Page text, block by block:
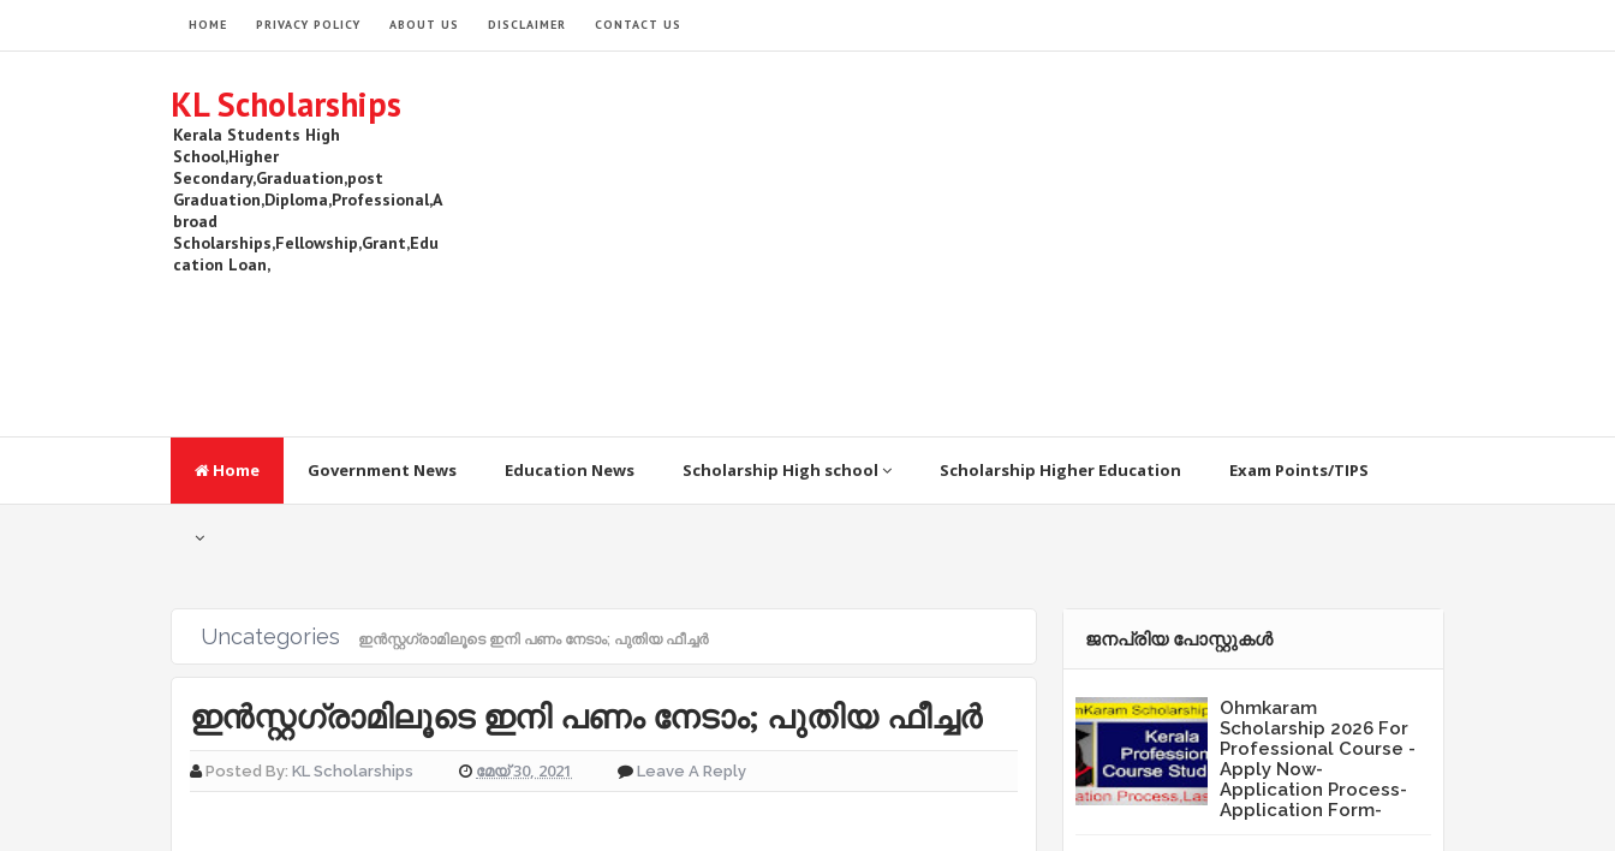
HOME PRIVACY POLICY ABOUT US DISCLAIMER CONTACT US
KL Scholarships
Kerala Students High
School,Higher
Secondary,Graduation,post
Graduation,Diploma,Professional,A
broad
Scholarships,Fellowship,Grant,Edu
cation Loan,
Home Government News Education News Scholarship High school Scholarship Higher Education Exam Points/TIPS
Uncategories ഇൻസ്റ്റഗ്രാമിലൂടെ ഇനി പണം നേടാം; പുതിയ ഫീച്ചർ
ഇൻസ്റ്റഗ്രാമിലൂടെ ഇനി പണം നേടാം; പുതിയ ഫീച്ചർ
Posted By: KL Scholarships മേയ് 30, 2021 Leave A Reply
ജനപ്രിയ പോസ്റ്റുകള്‍‌
Ohmkaram
Scholarship 2026 For
Professional Course -
Apply Now-
Application Process-
Application Form-